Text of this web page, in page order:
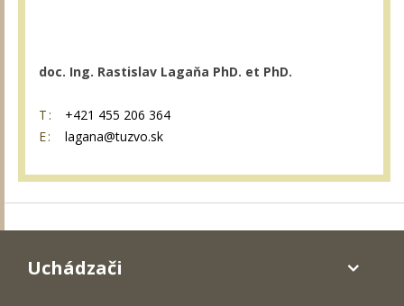
doc. Ing. Rastislav Lagaňa PhD. et PhD.
T:
+421 455 206 364
E:
lagana@tuzvo.sk
Uchádzači